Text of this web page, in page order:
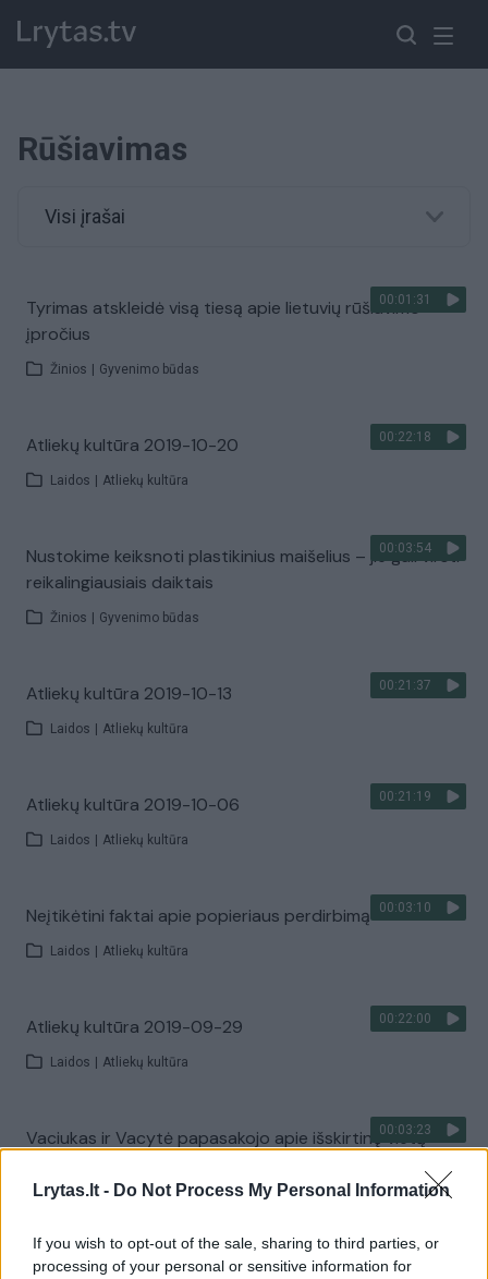
Lrytas.lt - Do Not Process My Personal Information
If you wish to opt-out of the sale, sharing to third parties, or
processing of your personal or sensitive information for
Rūšiavimas
Visi įrašai
00:01:31
Tyrimas atskleidė visą tiesą apie lietuvių rūšiavimo
įpročius
Žinios Gyvenimo būdas
00:22:18
Atliekų kultūra 2019-10-20
Laidos Atliekų kultūra
00:03:54
Nustokime keiksnoti plastikinius maišelius – jie gali virsti
reikalingiausiais daiktais
Žinios Gyvenimo būdas
00:21:37
Atliekų kultūra 2019-10-13
Laidos Atliekų kultūra
00:21:19
Atliekų kultūra 2019-10-06
Laidos Atliekų kultūra
00:03:10
Neįtikėtini faktai apie popieriaus perdirbimą
Laidos Atliekų kultūra
00:22:00
Atliekų kultūra 2019-09-29
Laidos Atliekų kultūra
00:03:23
Vaciukas ir Vacytė papasakojo apie išskirtinę vietą
Žinios | Gyvenimo būdas
00:04:30